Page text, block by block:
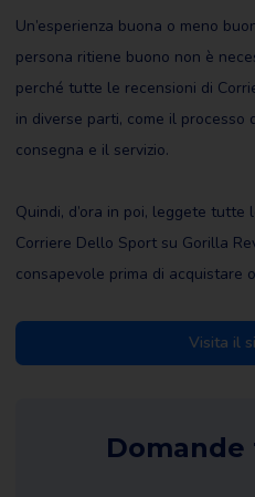
Un’esperienza buona o meno
persona ritiene buono non è
perché tutte le recensioni di
in diverse parti, come il processo
consegna e il servizio.
Quindi, d’ora in poi, leggete
Corriere Dello Sport su Gorilla
consapevole prima di acquistare
Visita il